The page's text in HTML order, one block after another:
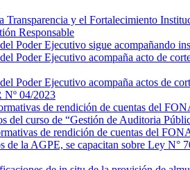
Transparencia y el Fortalecimiento
Responsable
Poder Ejecutivo sigue acompañando
Poder Ejecutivo acompaña acto de
Poder Ejecutivo acompaña actos de
Nº 04/2023
de rendición de cuentas del
del curso de “Gestión de Auditoria
de rendición de cuentas del
de la AGPE, se capacitan sobre Ley N°